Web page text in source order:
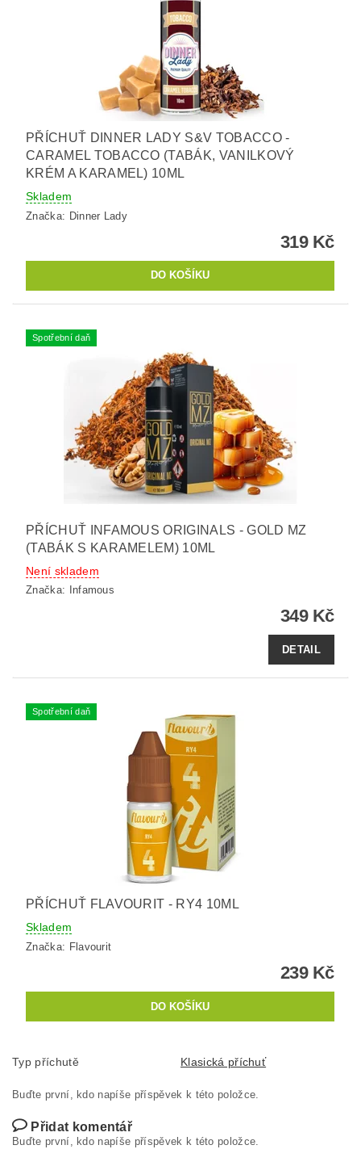
PŘÍCHUŤ DINNER LADY S&V TOBACCO -
CARAMEL TOBACCO (TABÁK, VANILKOVÝ
KRÉM A KARAMEL) 10ML
Skladem
Značka: Dinner Lady
319 Kč
Spotřební daň
PŘÍCHUŤ INFAMOUS ORIGINALS - GOLD MZ
(TABÁK S KARAMELEM) 10ML
Není skladem
Značka: Infamous
349 Kč
DETAIL
Spotřební daň
PŘÍCHUŤ FLAVOURIT - RY4 10ML
Skladem
Značka: Flavourit
239 Kč
Typ příchutě Klasická příchuť
Buďte první, kdo napíše příspěvek k této položce.
Přidat komentář
Buďte první, kdo napíše příspěvek k této položce.